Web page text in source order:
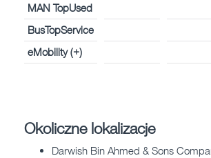
MAN TopUsed
BusTopService
eMobility (+)
Okoliczne lokalizacje
Darwish Bin Ahmed & Sons